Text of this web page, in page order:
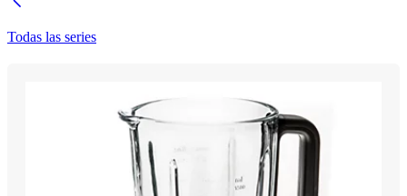
Todas las series